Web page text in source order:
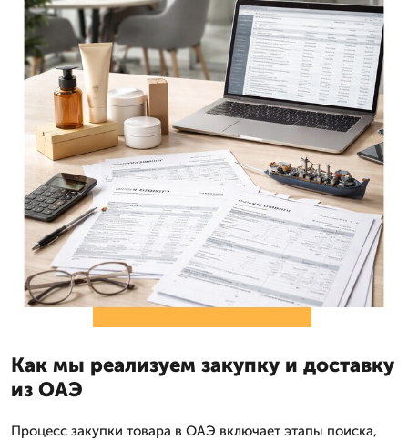
Как мы реализуем закупку и доставку
из ОАЭ
Процесс закупки товара в ОАЭ включает этапы поиска,